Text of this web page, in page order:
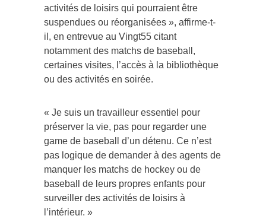
activités de loisirs qui pourraient être
suspendues ou réorganisées », affirme-t-
il, en entrevue au Vingt55 citant
notamment des matchs de baseball,
certaines visites, l’accès à la bibliothèque
ou des activités en soirée.
« Je suis un travailleur essentiel pour
préserver la vie, pas pour regarder une
game de baseball d’un détenu. Ce n’est
pas logique de demander à des agents de
manquer les matchs de hockey ou de
baseball de leurs propres enfants pour
surveiller des activités de loisirs à
l’intérieur. »